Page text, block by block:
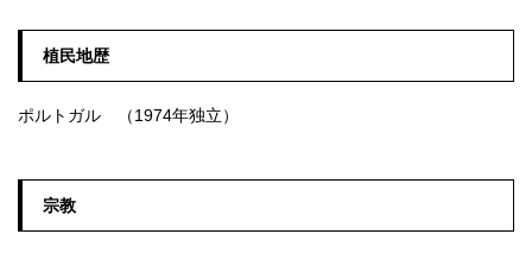
植民地歴
ポルトガル （1974年独立）
宗教